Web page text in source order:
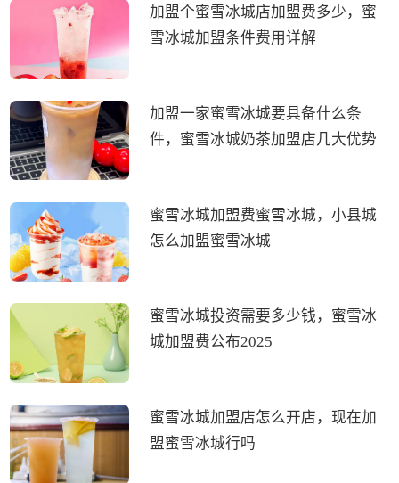
加盟个蜜雪冰城店加盟费多少，蜜
雪冰城加盟条件费用详解
加盟一家蜜雪冰城要具备什么条
件，蜜雪冰城奶茶加盟店几大优势
蜜雪冰城加盟费蜜雪冰城，小县城
怎么加盟蜜雪冰城
蜜雪冰城投资需要多少钱，蜜雪冰
城加盟费公布2025
蜜雪冰城加盟店怎么开店，现在加
盟蜜雪冰城行吗